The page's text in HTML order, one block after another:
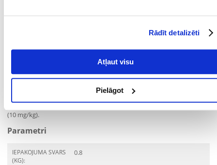
Rādīt detalizēti
Atļaut visu
Pielāgot
bez krāsvielām un aromatizētājiem. Tīrai un nevainojamai garšai.
12% pīļu sirdis, kalcija karbonāts.
Kopproteīns 11%, kopproteīns 8,5%, kopta tauki 8,5%, kopšķiedra
0,5%, koppelni 1,8%, mitrums 77%.
D3 vitamīns (200 SV/kg), jods (0,2 mg/kg), mangāns (1,5 mg/kg), cinks
(10 mg/kg).
Parametri
IEPAKOJUMA SVARS
(KG):
0.8